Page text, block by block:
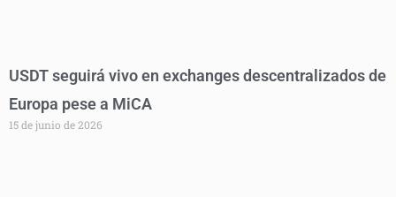
USDT seguirá vivo en exchanges descentralizados de
Europa pese a MiCA
15 de junio de 2026